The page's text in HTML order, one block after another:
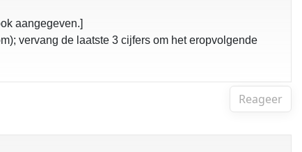
aangegeven.]
vervang de laatste 3 cijfers om het eropvolgende
Reageer